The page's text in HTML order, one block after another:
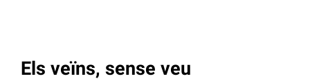
Els veïns, sense veu